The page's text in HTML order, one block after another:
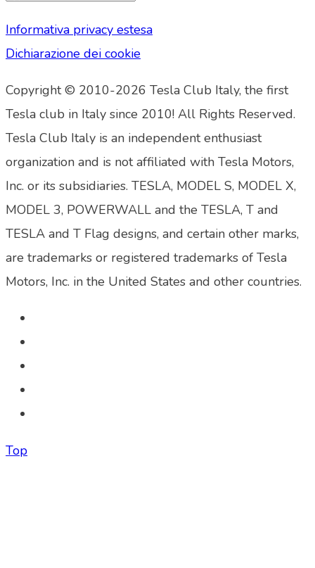
Informativa privacy estesa
Dichiarazione dei cookie
Copyright © 2010-2026 Tesla Club Italy, the first
Tesla club in Italy since 2010! All Rights Reserved.
Tesla Club Italy is an independent enthusiast
organization and is not affiliated with Tesla Motors,
Inc. or its subsidiaries. TESLA, MODEL S, MODEL X,
MODEL 3, POWERWALL and the TESLA, T and
TESLA and T Flag designs, and certain other marks,
are trademarks or registered trademarks of Tesla
Motors, Inc. in the United States and other countries.
Top